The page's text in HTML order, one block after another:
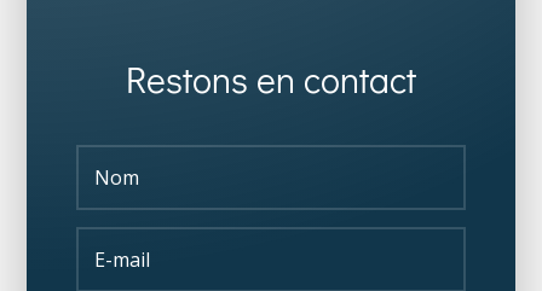
Restons en contact